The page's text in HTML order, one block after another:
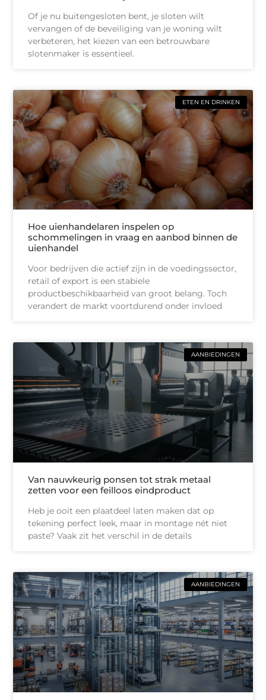
Of je nu buitengesloten bent, je sloten wilt
vervangen of de beveiliging van je woning wilt
verbeteren, het kiezen van een betrouwbare
slotenmaker is essentieel.
ETEN EN DRINKEN
Hoe uienhandelaren inspelen op
schommelingen in vraag en aanbod binnen de
uienhandel
Voor bedrijven die actief zijn in de voedingssector,
retail of export is een stabiele
productbeschikbaarheid van groot belang. Toch
verandert de markt voortdurend onder invloed
AANBIEDINGEN
Van nauwkeurig ponsen tot strak metaal
zetten voor een feilloos eindproduct
Heb je ooit een plaatdeel laten maken dat op
tekening perfect leek, maar in montage nét niet
paste? Vaak zit het verschil in de details
AANBIEDINGEN